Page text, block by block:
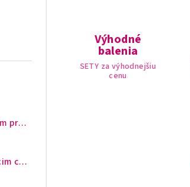
WOMN Intimate depilačný krém pre ženy 100ml
WOMN SÉRUM proti zarastajúcim chĺpkom 50ml
Výhodné
balenia
SETY za výhodnejšiu
cenu